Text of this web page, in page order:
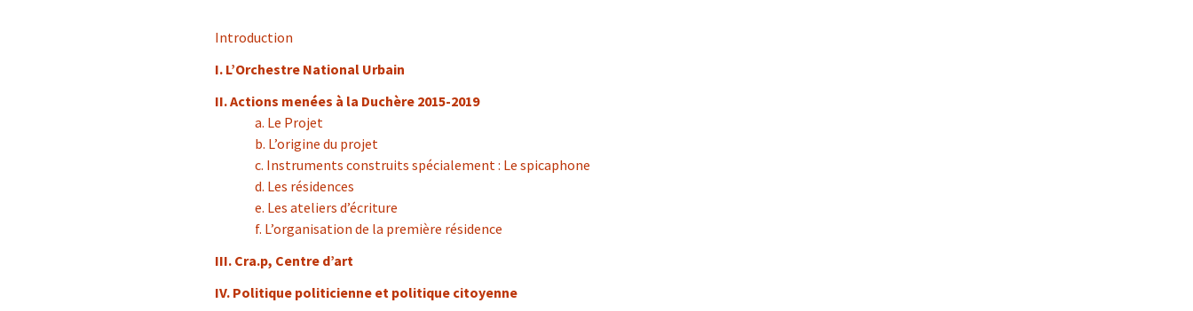
Introduction
I. L’Orchestre National Urbain
II. Actions menées à la Duchère 2015-2019
a. Le Projet
b. L’origine du projet
c. Instruments construits spécialement : Le spicaphone
d. Les résidences
e. Les ateliers d’écriture
f. L’organisation de la première résidence
III. Cra.p, Centre d’art
IV. Politique politicienne et politique citoyenne